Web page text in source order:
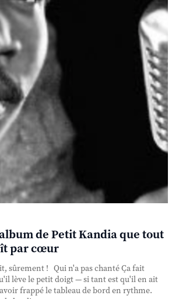
de Petit Kandia que tout
par cœur
sûrement ! Qui n'a pas chanté Ça fait
lève le petit doigt — si tant est qu'il en ait
frappé le tableau de bord en rythme.